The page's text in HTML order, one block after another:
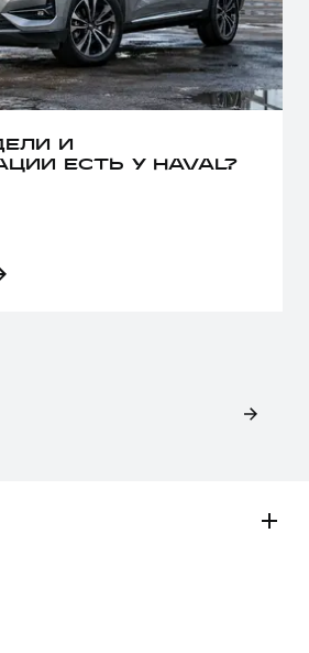
И
ЕСТЬ У HAVAL?